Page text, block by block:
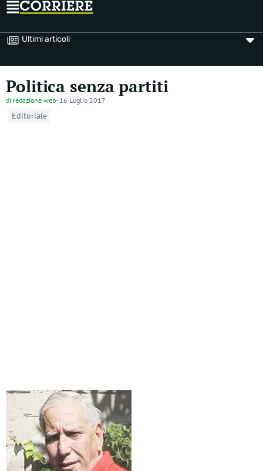
Ultimi articoli
Politica senza partiti
di redazione web- 16 Luglio 2017
Editoriale